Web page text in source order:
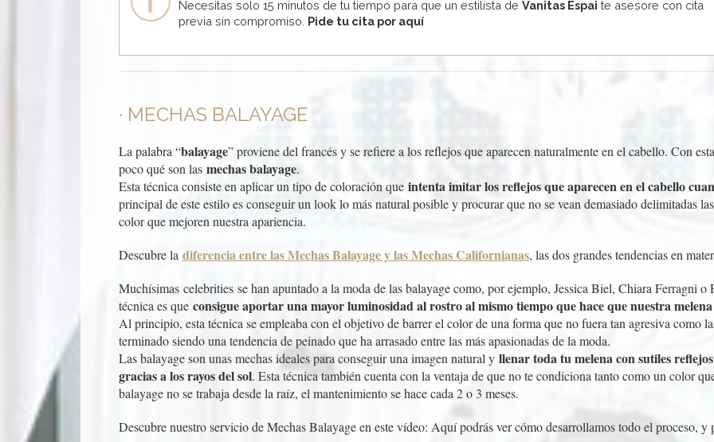
Necesitas solo 15 minutos de tu tiempo para que un estilista deVanitas Espai te asesore con cita
previa sin compromiso. Pide tu cita por aquí
MECHAS BALAYAGE
La palabra “balayage” proviene del francés y se refiere a los reflejos que aparecen naturalmente en el cabello. Con
poco qué son las mechas balayage.
Esta técnica consiste en aplicar un tipo de coloración que intenta imitar los reflejos que aparecen en el cabello
principal de este estilo es conseguir un look lo más natural posible y procurar que no se vean demasiado delimitadas
color que mejoren nuestra apariencia.
Descubre la diferencia entre las Mechas Balayage y las Mechas Californianas, las dos grandes tendencias en
Muchísimas celebritiesse han apuntado a la moda de las balayage como, por ejemplo, Jessica Biel, Chiara Ferragni
técnica es que consigue aportar una mayor luminosidad al rostro al mismo tiempo que hace que nuestra
Al principio, esta técnica se empleaba con el objetivo de barrer el color de una forma que no fuera tan agresiva como
terminado siendo una tendencia de peinado que ha arrasado entre las más apasionadas de la moda.
Las balayage son unas mechas ideales para conseguir una imagen natural y llenar toda tu melena con sutiles
gracias a los rayos del sol. Esta técnica también cuenta con la ventaja de que no te condiciona tanto como un color
balayage no se trabaja desde la raíz, el mantenimiento se hace cada 2 o 3 meses.
Descubre nuestro servicio de Mechas Balayage en este vídeo: Aquí podrás ver cómo desarrollamos todo el proceso, y